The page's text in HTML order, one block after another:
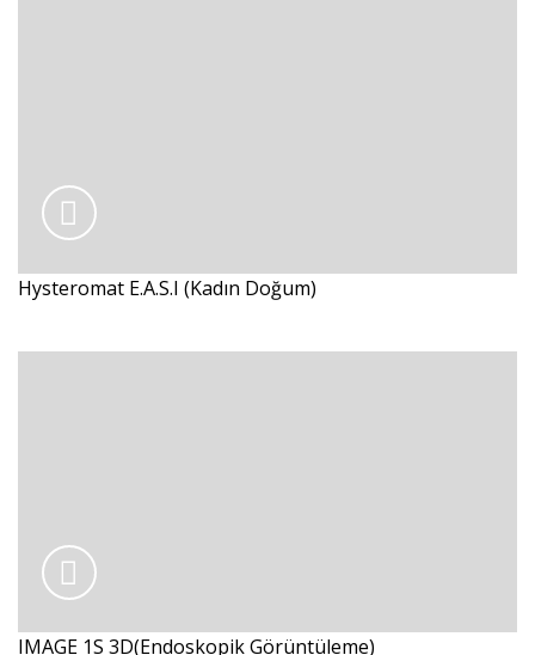
Hysteromat E.A.S.I (Kadın Doğum)
IMAGE 1S 3D(Endoskopik Görüntüleme)